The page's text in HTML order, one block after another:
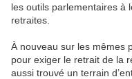
les outils parlementaires à
retraites.
À nouveau sur les mêmes
pour exiger le retrait de la
aussi trouvé un terrain